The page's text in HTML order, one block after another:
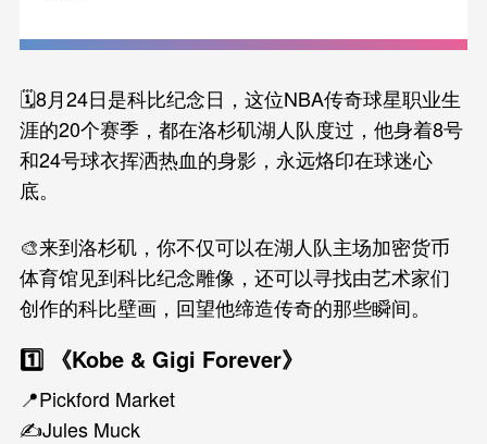
🗓️8月24日是科比纪念日，这位NBA传奇球星职业生
涯的20个赛季，都在洛杉矶湖人队度过，他身着8号
和24号球衣挥洒热血的身影，永远烙印在球迷心
底。
🎨来到洛杉矶，你不仅可以在湖人队主场加密货币
体育馆见到科比纪念雕像，还可以寻找由艺术家们
创作的科比壁画，回望他缔造传奇的那些瞬间。
1️⃣ 《Kobe & Gigi Forever》
📍Pickford Market
✍️Jules Muck